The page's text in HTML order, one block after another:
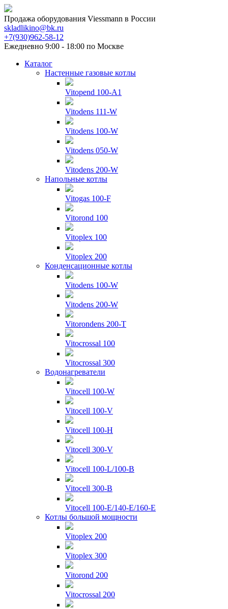
Продажа оборудования Viessmann в России
skladlikino@bk.ru
+7(930)962-58-12
Ежедневно 9:00 - 18:00 по Москве
Каталог
Настенные газовые котлы
Vitopend 100-A1
Vitodens 111-W
Vitodens 100-W
Vitodens 050-W
Vitodens 200-W
Напольные котлы
Vitogas 100-F
Vitorond 100
Vitoplex 100
Vitoplex 200
Конденсационные котлы
Vitodens 100-W
Vitodens 200-W
Vitorondens 200-T
Vitocrossal 100
Vitocrossal 300
Водонагреватели
Vitocell 100-W
Vitocell 100-V
Vitocell 100-H
Vitocell 300-V
Vitocell 100-L/100-B
Vitocell 300-B
Vitocell 100-E/140-E/160-E
Котлы большой мощности
Vitoplex 200
Vitoplex 300
Vitorond 200
Vitocrossal 200